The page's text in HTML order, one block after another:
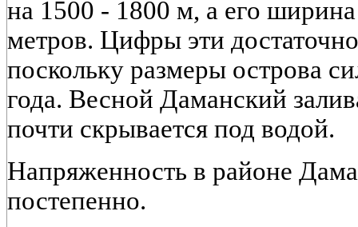
на 1500 - 1800 м, а его
метров. Цифры эти
поскольку размеры острова
года. Весной Даманский
почти скрывается под водой.
Напряженность в районе
постепенно.